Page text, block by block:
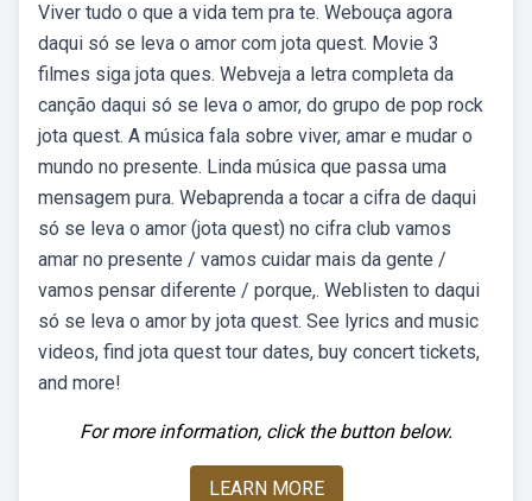
Viver tudo o que a vida tem pra te. Webouça agora
daqui só se leva o amor com jota quest. Movie 3
filmes siga jota ques. Webveja a letra completa da
canção daqui só se leva o amor, do grupo de pop rock
jota quest. A música fala sobre viver, amar e mudar o
mundo no presente. Linda música que passa uma
mensagem pura. Webaprenda a tocar a cifra de daqui
só se leva o amor (jota quest) no cifra club vamos
amar no presente / vamos cuidar mais da gente /
vamos pensar diferente / porque,. Weblisten to daqui
só se leva o amor by jota quest. See lyrics and music
videos, find jota quest tour dates, buy concert tickets,
and more!
For more information, click the button below.
LEARN MORE